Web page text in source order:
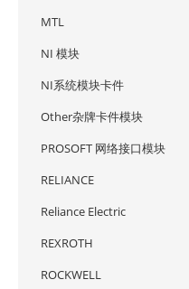
MTL
NI 模块
NI系统模块卡件
Other杂牌卡件模块
PROSOFT 网络接口模块
RELIANCE
Reliance Electric
REXROTH
ROCKWELL